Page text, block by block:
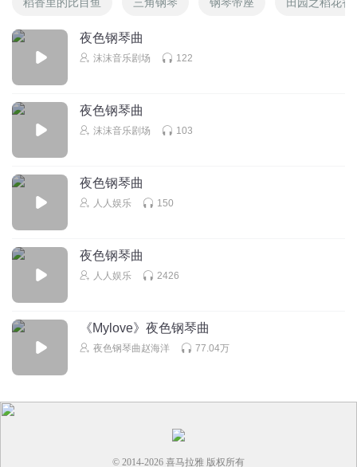
2026-01-29
2026-01-29
夜色钢琴曲
沫沫音乐剧场 122
夜色钢琴曲
沫沫音乐剧场 103
夜色钢琴曲
人人娱乐 150
夜色钢琴曲
人人娱乐 2426
《Mylove》夜色钢琴曲
夜色钢琴曲赵海洋 77.04万
© 2014-2026 喜马拉雅 版权所有